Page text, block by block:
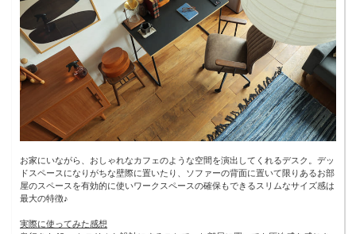
お家にいながら、おしゃれなカフェのような空間を演出してくれるデスク。デッ
ドスペースになりがちな壁際に置いたり、ソファーの背面に置いて限りあるお部
屋のスペースを有効的に使いワークスペースの確保もできるスリムなサイズ感は
最大の特徴♪
実際に使ってみた感想